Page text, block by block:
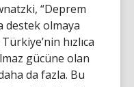
“Deprem
destek olmaya
hızlıca
gücüne olan
da fazla. Bu